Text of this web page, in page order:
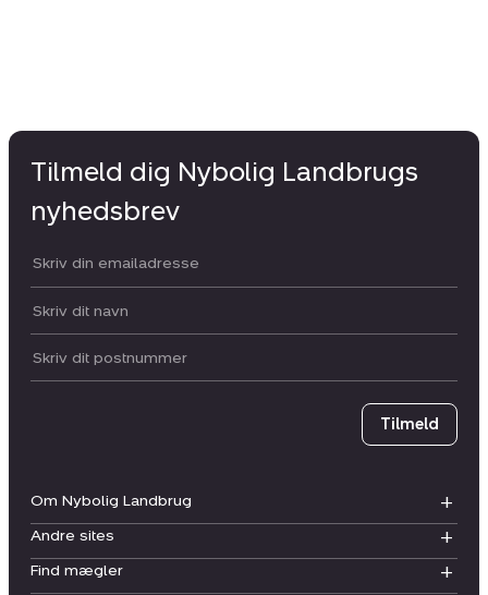
Om Nybolig Landbrug
Andre sites
Find mægler
Tilmeld dig Nybolig Landbrugs
nyhedsbrev
Din email:
Dit navn:
Postnummer
Tilmeld